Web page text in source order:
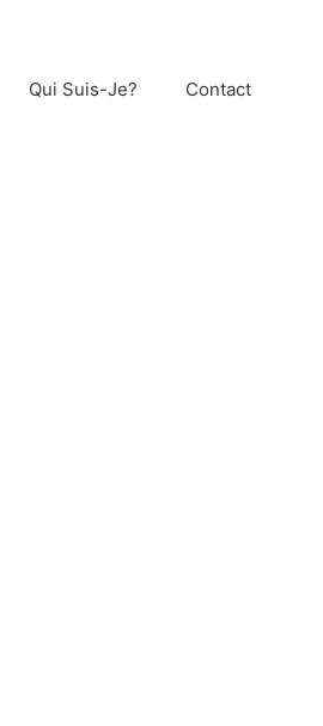
Qui Suis-Je? Contact